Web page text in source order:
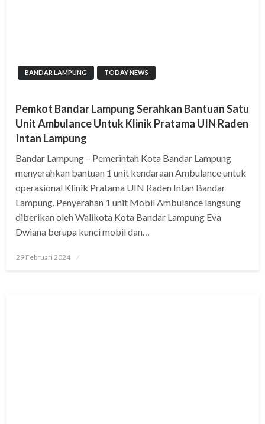
BANDAR LAMPUNG TODAY NEWS
Pemkot Bandar Lampung Serahkan Bantuan Satu
Unit Ambulance Untuk Klinik Pratama UIN Raden
Intan Lampung
Bandar Lampung – Pemerintah Kota Bandar Lampung
menyerahkan bantuan 1 unit kendaraan Ambulance untuk
operasional Klinik Pratama UIN Raden Intan Bandar
Lampung. Penyerahan 1 unit Mobil Ambulance langsung
diberikan oleh Walikota Kota Bandar Lampung Eva
Dwiana berupa kunci mobil dan…
Posted
29 Februari 2024